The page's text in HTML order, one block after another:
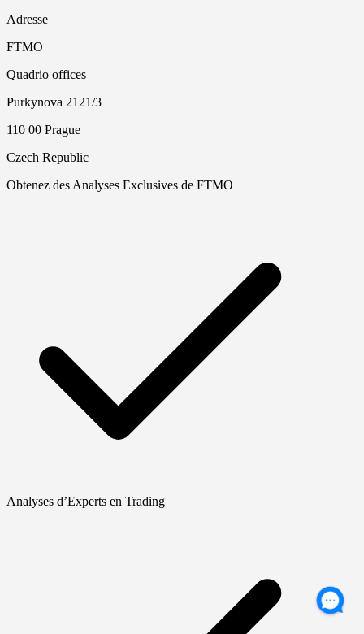
Adresse
FTMO
Quadrio offices
Purkynova 2121/3
110 00 Prague
Czech Republic
Obtenez des Analyses Exclusives de FTMO
Analyses d’Experts en Trading